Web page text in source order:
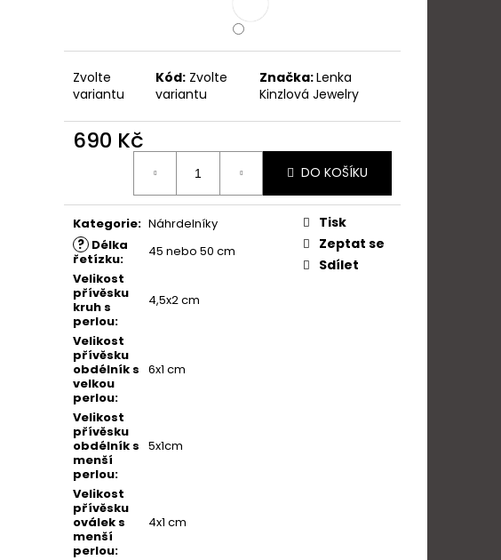
Zvolte
variantu
Kód: Zvolte
variantu
Značka:Lenka
Kinzlová Jewelry
690 Kč
DO KOŠÍKU
Kategorie: Náhrdelníky
? Délka
řetízku:
45 nebo 50 cm
Velikost
přívěsku
kruh s
perlou:
4,5x2 cm
Velikost
přívěsku
obdélník s
velkou
perlou:
6x1 cm
Velikost
přívěsku
obdélník s
menší
perlou:
5x1cm
Velikost
přívěsku
oválek s
menší
perlou:
4x1 cm
Tisk
Zeptat se
Sdílet